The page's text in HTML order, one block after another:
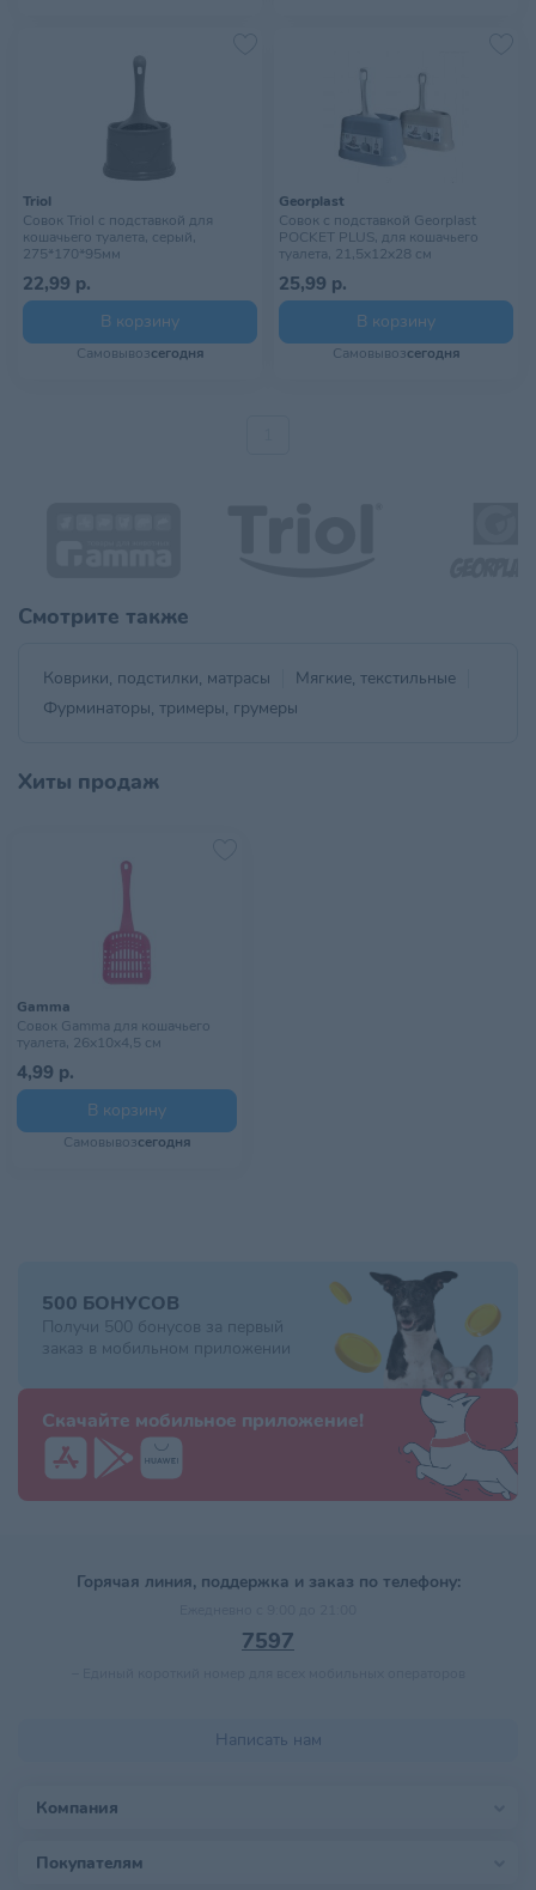
Triol
Cовок Triol с подставкой для
кошачьего туалета, серый,
275*170*95мм
22,99 р.
В корзину
Самовывозсегодня
Georplast
Совок с подставкой Georplast
POCKET PLUS, для кошачьего
туалета, 21,5х12х28 см
25,99 р.
В корзину
Самовывозсегодня
Смотрите также
Коврики, подстилки, матрасы
Мягкие, текстильные
Фурминаторы, тримеры, грумеры
Хиты продаж
Gamma
Совок Gamma для кошачьего
туалета, 26х10х4,5 см
4,99 р.
В корзину
Самовывозсегодня
500 БОНУСОВ
Получи 500 бонусов за первый
заказ в мобильном приложении
Скачайте мобильное приложение!
Горячая линия, поддержка и заказ по телефону:
7597
Написать нам
Компания
Покупателям